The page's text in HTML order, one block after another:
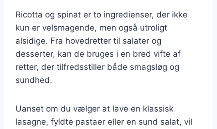
Ricotta og spinat er to ingredienser, der ikke
kun er velsmagende, men også utroligt
alsidige. Fra hovedretter til salater og
desserter, kan de bruges i en bred vifte af
retter, der tilfredsstiller både smagsløg og
sundhed.
Uanset om du vælger at lave en klassisk
lasagne, fyldte pastaer eller en sund salat, vil